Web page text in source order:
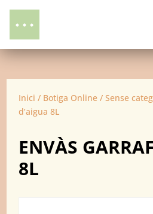
Inici / Botiga Online /Sense
d’aigua 8L
ENVÀS
8L